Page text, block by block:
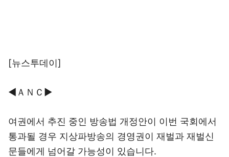
[뉴스투데이]
◀ＡＮＣ▶
여권에서 추진 중인 방송법 개정안이 이번 국회에서
통과될 경우 지상파방송의 경영권이 재벌과 재벌신
문들에게 넘어갈 가능성이 있습니다.